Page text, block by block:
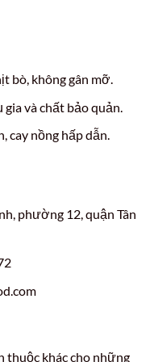
bò, không gân mỡ.
và chất bảo quản.
cay nồng hấp dẫn.
phường 12, quận Tân
thuộc khác cho những